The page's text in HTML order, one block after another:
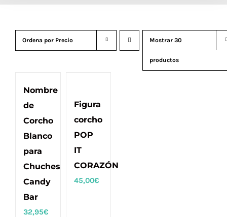
Ordena por Precio Mostrar 30
productos
Nombre
de
Corcho
Blanco
para
Chuches
Candy
Bar
32,95€
Figura
corcho
POP
IT
CORAZÓN
45,00€